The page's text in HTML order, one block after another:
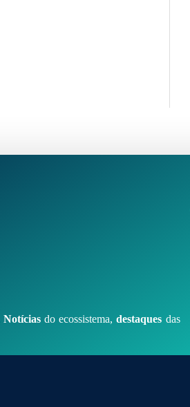
Notíciasdo ecossistema,destaques das